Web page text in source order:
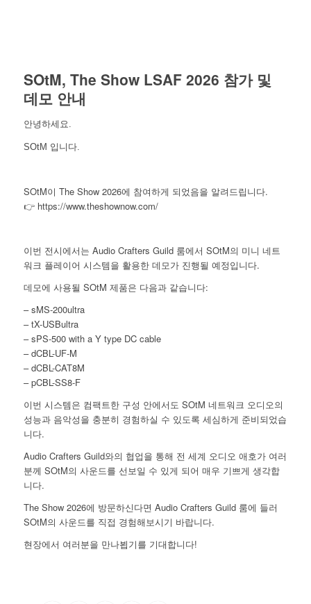
SOtM, The Show LSAF 2026 참가 및
데모 안내
안녕하세요.
SOtM 입니다.
SOtM이 The Show 2026에 참여하게 되었음을 알려드립니다.
👉 https://www.theshownow.com/
이번 전시에서는 Audio Crafters Guild 룸에서 SOtM의 미니 네트
워크 플레이어 시스템을 활용한 데모가 진행될 예정입니다.
데모에 사용될 SOtM 제품은 다음과 같습니다:
– sMS-200ultra
– tX-USBultra
– sPS-500 with a Y type DC cable
– dCBL-UF-M
– dCBL-CAT8M
– pCBL-SS8-F
이번 시스템은 컴팩트한 구성 안에서도 SOtM 네트워크 오디오의
성능과 음악성을 충분히 경험하실 수 있도록 세심하게 준비되었습
니다.
Audio Crafters Guild와의 협업을 통해 전 세계 오디오 애호가 여러
분께 SOtM의 사운드를 선보일 수 있게 되어 매우 기쁘게 생각합
니다.
The Show 2026에 방문하신다면 Audio Crafters Guild 룸에 들러
SOtM의 사운드를 직접 경험해보시기 바랍니다.
현장에서 여러분을 만나뵙기를 기대합니다!